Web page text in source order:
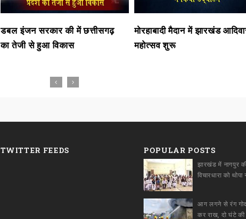
डबल इंजन सरकार की में छत्तीसगढ़
का तेजी से हुआ विकास
मोरहाबादी मैदान में झारखंड
महोत्सव शुरू
TWITTER FEEDS POPULAR POSTS
झारखंड में नागपुर
आग लगने से रंग